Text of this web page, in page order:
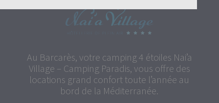
Au Barcarès, votre camping 4 étoiles Nai’a
Village – Camping Paradis, vous offre des
locations grand confort toute l’année au
bord de la Méditerranée.